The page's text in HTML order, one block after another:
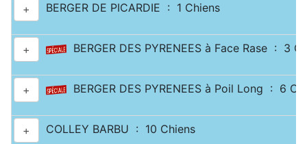
+ BERGER DE PICARDIE : 1 Chiens
+ BERGER DES PYRENEES à Face Rase : 3
+ BERGER DES PYRENEES à Poil Long : 6
+ COLLEY BARBU : 10 Chiens